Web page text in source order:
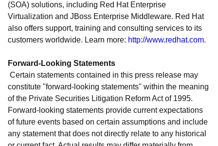
(SOA) solutions, including Red Hat Enterprise
Virtualization and JBoss Enterprise Middleware. Red Hat
also offers support, training and consulting services to its
customers worldwide. Learn more: http://www.redhat.com.
Forward-Looking Statements
Certain statements contained in this press release may
constitute "forward-looking statements" within the meaning
of the Private Securities Litigation Reform Act of 1995.
Forward-looking statements provide current expectations
of future events based on certain assumptions and include
any statement that does not directly relate to any historical